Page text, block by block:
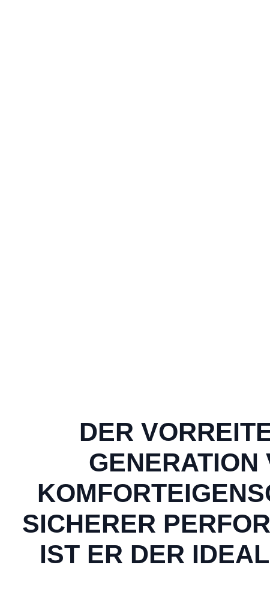
DER
GENERATION
SICHERER
ST ER DER